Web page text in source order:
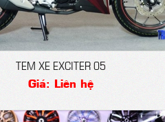
TEM XE EXCITER 05
Giá: Liên hệ